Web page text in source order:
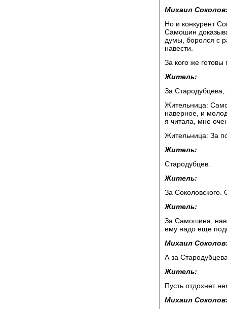
Михаил
Но и конкурент
Самошин
думы, боролся с
навести.
За кого же готовы
Житель:
За Стародубцева,
Жительница:
наверное, и
я читала, мне
Жительница: За
Житель:
Стародубцев.
Житель:
За Соколовского.
Житель:
За Самошина,
ему надо еще
Михаил
А за
Житель:
Пусть отдохнет
Михаил